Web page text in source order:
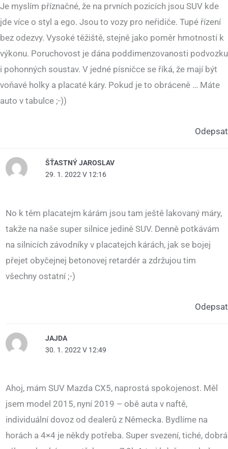
Je myslím příznačné, že na prvních pozicích jsou SUV kde
jde více o styl a ego. Jsou to vozy pro neřidiče. Tupé řízení
bez odezvy. Vysoké těžiště, stejně jako poměr hmotností k
výkonu. Poruchovost je dána poddimenzovanosti podvozku
i pohonných soustav. V jedné písničce se říká, že mají být
voňavé holky a placaté káry. Pokud je to obráceně … Máte
auto v tabulce ;-))
Odepsat
ŠŤASTNÝ JAROSLAV
29. 1. 2022 V 12:16
No k těm placatejm kárám jsou tam ještě lakovaný máry,
takže na naše super silnice jedině SUV. Denně potkávám
na silnicích závodníky v placatejch kárách, jak se bojej
přejet obyčejnej betonovej retardér a zdržujou tim
všechny ostatní ;-)
Odepsat
JAJDA
30. 1. 2022 V 12:49
Ahoj, mám SUV Mazda CX5, naprostá spokojenost. Měl
jsem model 2015, nyní 2019 – obě auta v naftě,
individuální dovoz od dealerů z Německa. Bydlíme na
horách a 4×4 je někdy potřeba. Super svezení, tiché, dobrá